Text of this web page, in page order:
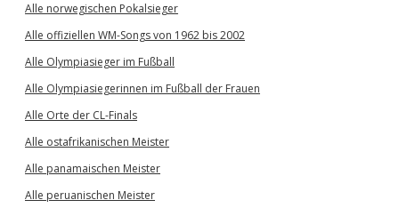
Alle norwegischen Pokalsieger
Alle offiziellen WM-Songs von 1962 bis 2002
Alle Olympiasieger im Fußball
Alle Olympiasiegerinnen im Fußball der Frauen
Alle Orte der CL-Finals
Alle ostafrikanischen Meister
Alle panamaischen Meister
Alle peruanischen Meister